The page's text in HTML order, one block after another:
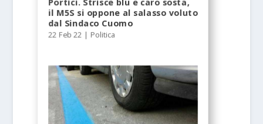
il M5S si oppone al salasso voluto
dal Sindaco Cuomo
22 Feb 22 | Politica